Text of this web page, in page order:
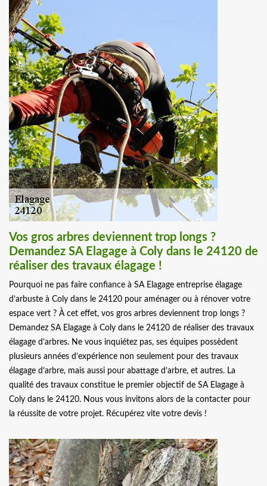
Vos gros arbres deviennent trop longs ?
Demandez SA Elagage à Coly dans le 24120 de
réaliser des travaux élagage !
Pourquoi ne pas faire confiance à SA Elagage entreprise élagage
d’arbuste à Coly dans le 24120 pour aménager ou à rénover votre
espace vert ? À cet effet, vos gros arbres deviennent trop longs ?
Demandez SA Elagage à Coly dans le 24120 de réaliser des travaux
élagage d’arbres. Ne vous inquiétez pas, ses équipes possèdent
plusieurs années d’expérience non seulement pour des travaux
élagage d’arbre, mais aussi pour abattage d’arbre, et autres. La
qualité des travaux constitue le premier objectif de SA Elagage à
Coly dans le 24120. Nous vous invitons alors de la contacter pour
la réussite de votre projet. Récupérez vite votre devis !